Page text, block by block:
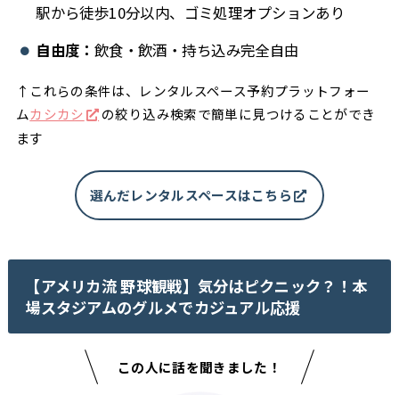
駅から徒歩10分以内、ゴミ処理オプションあり
自由度： 飲食・飲酒・持ち込み完全自由
↑これらの条件は、レンタルスペース予約プラットフォー
ムカシカシ
の絞り込み検索で簡単に見つけることができ
ます
選んだレンタルスペースはこちら
【アメリカ流 野球観戦】気分はピクニック？！本
場スタジアムのグルメでカジュアル応援
この人に話を聞きました！